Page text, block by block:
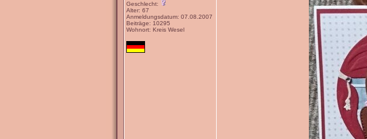
Geschlecht:
Alter: 67
Anmeldungsdatum: 07.08.2007
Beiträge: 10295
Wohnort: Kreis Wesel